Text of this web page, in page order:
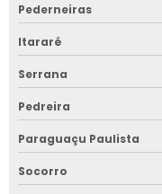
Pederneiras
Itararé
Serrana
Pedreira
Paraguaçu Paulista
Socorro